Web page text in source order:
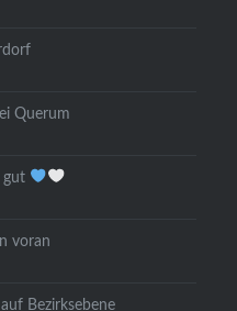
Querum
gut
voran
Bezirksebene